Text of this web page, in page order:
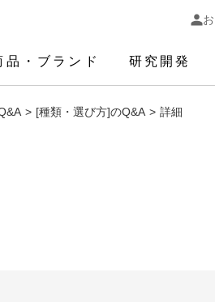
品・ブランド 研究開発
[種類・選び方]のQ&A 詳細